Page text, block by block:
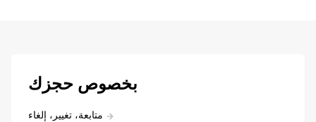
بخصوص حجزك
متابعة، تغيير، إلغاء